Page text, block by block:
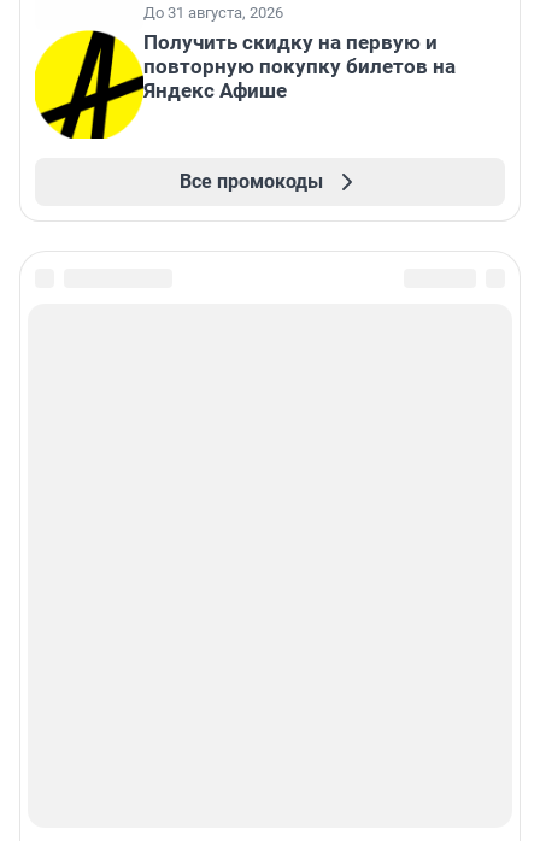
До 31 августа, 2026
Получить скидку на первую и
повторную покупку билетов на
Яндекс Афише
Все промокоды